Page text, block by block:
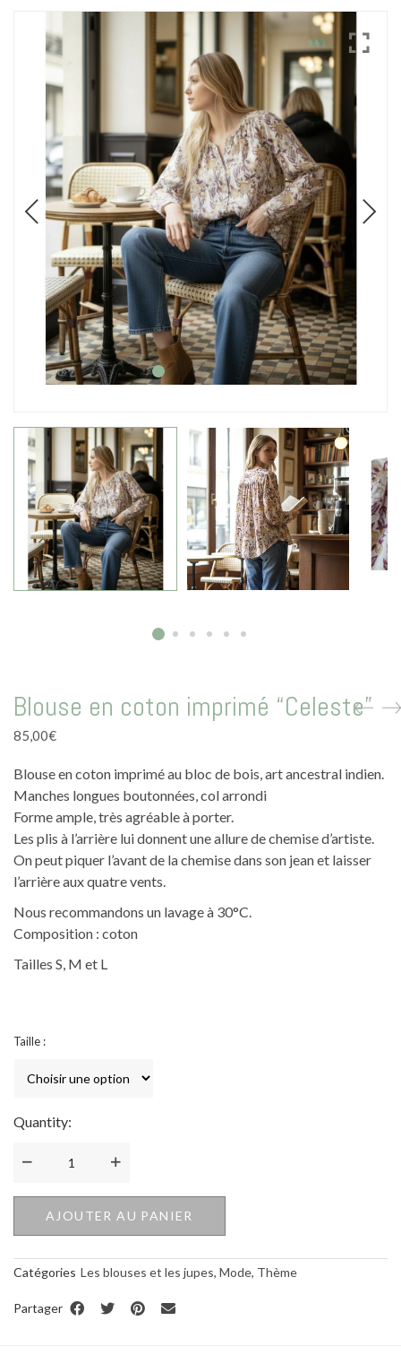
Mode
Echarpes / Pareos
Blouses et jupes
Sacs en Kantha
Pochettes ordinateur
Trousses de toilette
Objets déco
Patères en métal
Carnet
Thème
La vie en bleu
La vie en rose
Carte cadeau
Blouse en coton imprimé “Celeste”
85,00€
Blouse en coton imprimé au bloc de bois, art ancestral indien.
Manches longues boutonnées, col arrondi
Forme ample, très agréable à porter.
Les plis à l’arrière lui donnent une allure de chemise d’artiste.
On peut piquer l’avant de la chemise dans son jean et laisser
l’arrière aux quatre vents.
Nous recommandons un lavage à 30°C.
Composition : coton
Tailles S, M et L
Taille :
Quantity:
Quantité
AJOUTER AU PANIER
Catégories Les blouses et les jupes, Mode, Thème
Partager